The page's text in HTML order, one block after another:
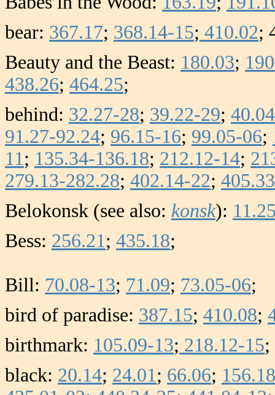
bear: 367.17; 368.14-15; 410.02;
Beauty and the Beast: 180.03;
438.26; 464.25;
behind: 32.27-28; 39.22-29; 40.04
91.27-92.24; 96.15-16; 99.05-06;
11; 135.34-136.18; 212.12-14;
279.13-282.28; 402.14-22; 405.33
Belokonsk (see also: konsk):
Bess: 256.21; 435.18;
Bill: 70.08-13; 71.09; 73.05-06;
bird of paradise: 387.15; 410.08;
birthmark: 105.09-13; 218.12-15;
black: 20.14; 24.01; 66.06;